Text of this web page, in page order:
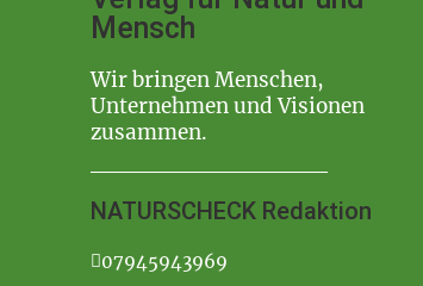
Mensch
Wir bringen Menschen,
Unternehmen und Visionen
zusammen.
NATURSCHECK Redaktion
07945943969